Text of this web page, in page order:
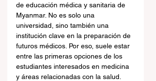
de educación médica y sanitaria de
Myanmar. No es solo una
universidad, sino también una
institución clave en la preparación de
futuros médicos. Por eso, suele estar
entre las primeras opciones de los
estudiantes interesados en medicina
y áreas relacionadas con la salud.